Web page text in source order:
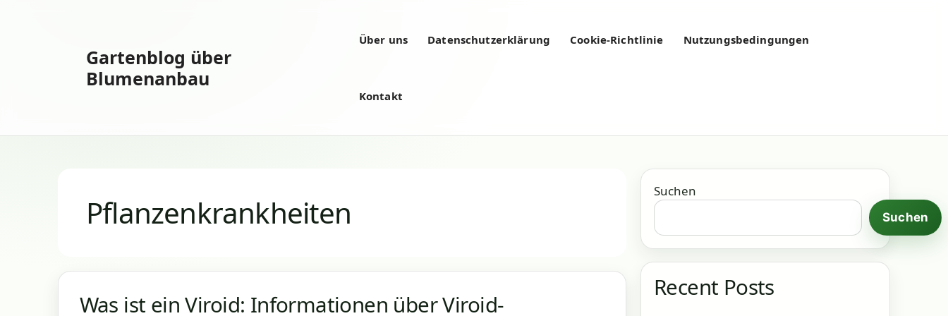
Gartenblog über
Blumenanbau
Über uns Datenschutzerklärung Cookie-Richtlinie Nutzungsbedingungen
Kontakt
Pflanzenkrankheiten
Was ist ein Viroid: Informationen über Viroid-
Suchen
Suchen
Recent Posts